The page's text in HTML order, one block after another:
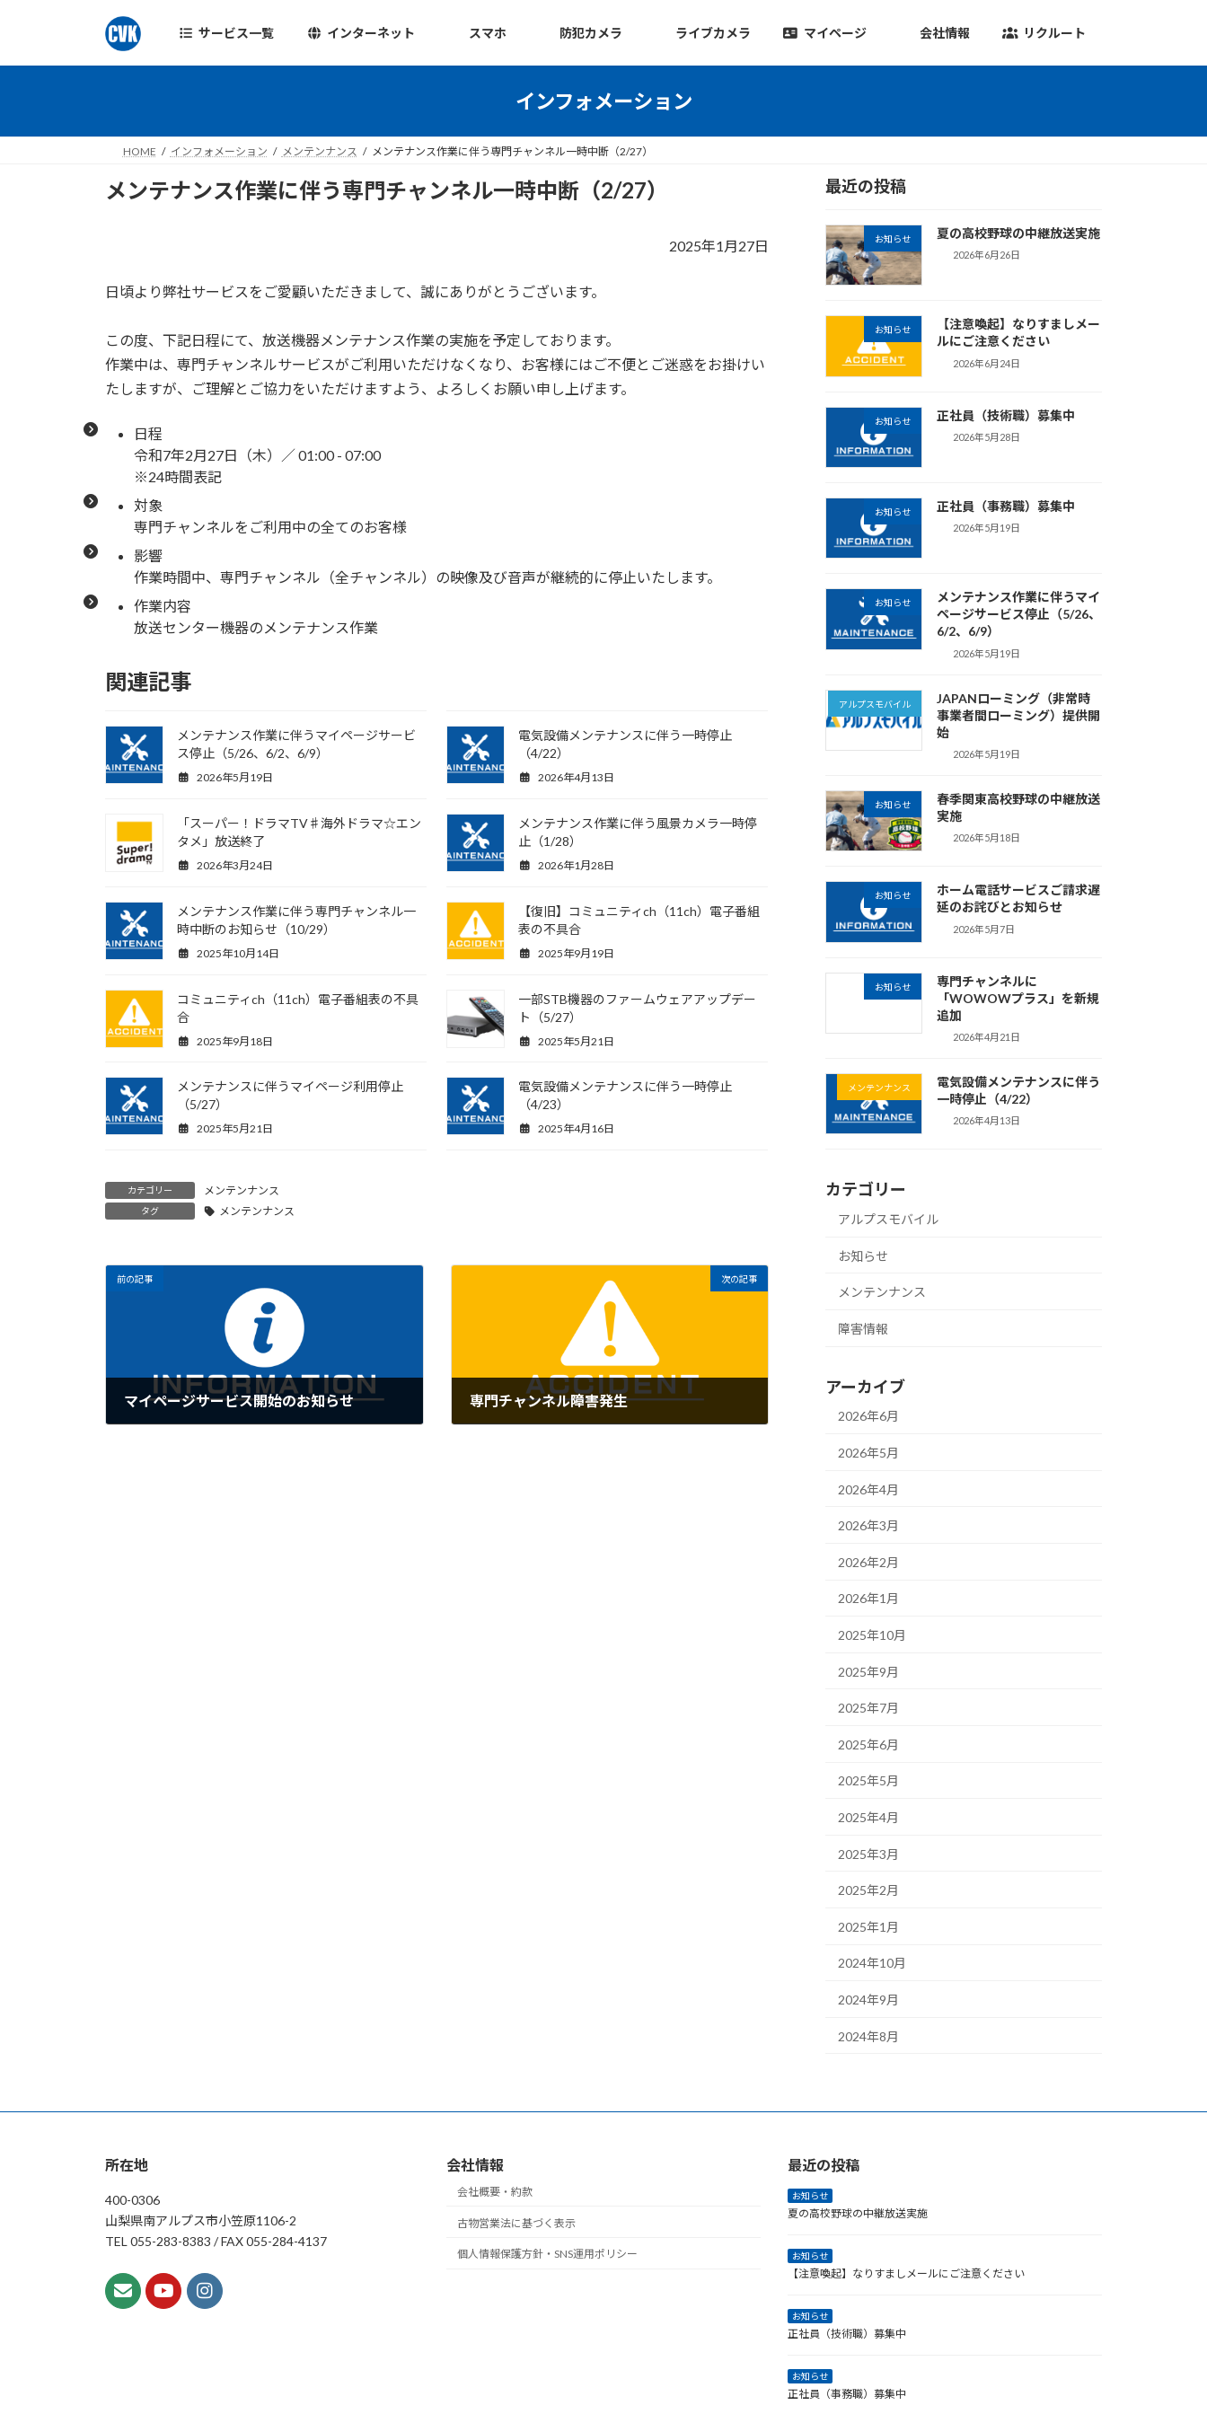
ス
ン
サービス一覧 インターネット スマホ 防犯カメラ ライブカメラ マイページ 会社情報 リクルート
インフォメーション
HOME インフォメーション メンテンナンス メンテナンス作業に伴う専門チャンネル一時中断（2/27）
メンテナンス作業に伴う専門チャンネル一時中断（2/27）
2025年1月27日
日頃より弊社サービスをご愛顧いただきまして、誠にありがとうございます。
この度、下記日程にて、放送機器メンテナンス作業の実施を予定しております。
作業中は、専門チャンネルサービスがご利用いただけなくなり、お客様にはご不便とご迷惑をお掛けい
たしますが、ご理解とご協力をいただけますよう、よろしくお願い申し上げます。
日程
令和7年2月27日（木）／ 01:00 - 07:00
※24時間表記
対象
専門チャンネルをご利用中の全てのお客様
影響
作業時間中、専門チャンネル（全チャンネル）の映像及び音声が継続的に停止いたします。
作業内容
放送センター機器のメンテナンス作業
関連記事
メンテナンス作業に伴うマイページサービ
ス停止（5/26、6/2、6/9）
2026年5月19日
電気設備メンテナンスに伴う一時停止
（4/22）
2026年4月13日
「スーパー！ドラマTV♯海外ドラマ☆エン
タメ」放送終了
2026年3月24日
メンテナンス作業に伴う風景カメラ一時停
止（1/28）
2026年1月28日
メンテナンス作業に伴う専門チャンネル一
時中断のお知らせ（10/29）
2025年10月14日
【復旧】コミュニティch（11ch）電子番組
表の不具合
2025年9月19日
コミュニティch（11ch）電子番組表の不具
合
2025年9月18日
一部STB機器のファームウェアアップデー
ト（5/27）
2025年5月21日
メンテナンスに伴うマイページ利用停止
（5/27）
2025年5月21日
電気設備メンテナンスに伴う一時停止
（4/23）
2025年4月16日
カテゴリー メンテンナンス
タグ メンテンナンス
前の記事
マイページサービス開始のお知らせ
次の記事
専門チャンネル障害発生
最近の投稿
お知らせ 夏の高校野球の中継放送実施
2026年6月26日
お知らせ
【注意喚起】なりすましメー
ルにご注意ください
2026年6月24日
お知らせ 正社員（技術職）募集中
2026年5月28日
お知らせ 正社員（事務職）募集中
2026年5月19日
お知らせ
メンテナンス作業に伴うマイ
ページサービス停止（5/26、
6/2、6/9）
2026年5月19日
アルプスモバイル
JAPANローミング（非常時
事業者間ローミング）提供開
始
2026年5月19日
お知らせ
春季関東高校野球の中継放送
実施
2026年5月18日
お知らせ
ホーム電話サービスご請求遅
延のお詫びとお知らせ
2026年5月7日
お知らせ
専門チャンネルに
「WOWOWプラス」を新規
追加
2026年4月21日
メンテンナンス
電気設備メンテナンスに伴う
一時停止（4/22）
2026年4月13日
カテゴリー
アルプスモバイル
お知らせ
メンテンナンス
障害情報
アーカイブ
2026年6月
2026年5月
2026年4月
2026年3月
2026年2月
2026年1月
2025年10月
2025年9月
2025年7月
2025年6月
2025年5月
2025年4月
2025年3月
2025年2月
2025年1月
2024年10月
2024年9月
2024年8月
所在地
400-0306
山梨県南アルプス市小笠原1106-2
TEL 055-283-8383 / FAX 055-284-4137
会社情報
会社概要・約款
古物営業法に基づく表示
個人情報保護方針・SNS運用ポリシー
最近の投稿
お知らせ
夏の高校野球の中継放送実施
お知らせ
【注意喚起】なりすましメールにご注意ください
お知らせ
正社員（技術職）募集中
お知らせ
正社員（事務職）募集中